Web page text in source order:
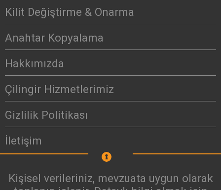
Kilit Değiştirme & Onarma
Anahtar Kopyalama
Hakkımızda
Çilingir Hizmetlerimiz
Gizlilik Politikası
İletişim
Kişisel verileriniz, mevzuata uygun olarak